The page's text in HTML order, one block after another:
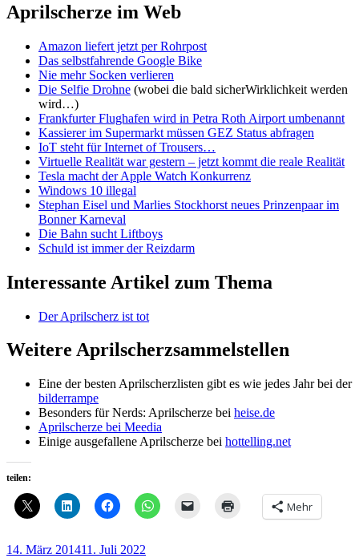
Aprilscherze im Web
Amazon liefert jetzt per Rohrpost
Das selbstfahrende Google Bike
Nie mehr Socken verlieren
Die Selfie Drohne (wobei die bald sicherWirklichkeit werden
wird…)
Frankfurter Flughafen wird in Petra Roth Airport umbenannt
Kassierer im Supermarkt müssen GEZ Status abfragen
IoT steht für Internet of Trousers…
Virtuelle Realität war gestern – jetzt kommt die reale Realität
Tesla macht der Apple Watch Konkurrenz
Windows 10 illegal
Stephan Eisel und Marlies Stockhorst neues Prinzenpaar im
Bonner Karneval
Die Bahn sucht Liftboys
Schuld ist immer der Reizdarm
Interessante Artikel zum Thema
Der Aprilscherz ist tot
Weitere Aprilscherzsammelstellen
Eine der besten Aprilscherzlisten gibt es wie jedes Jahr bei der
bilderrampe
Besonders für Nerds: Aprilscherze bei heise.de
Aprilscherze bei Meedia
Einige ausgefallene Aprilscherze bei hottelling.net
teilen:
Mehr
Veröffentlicht
14. März 201411. Juli 2022